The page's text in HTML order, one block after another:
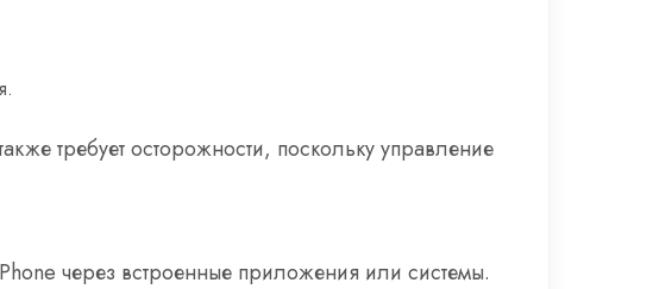
требует осторожности, поскольку управление
через встроенные приложения или системы.